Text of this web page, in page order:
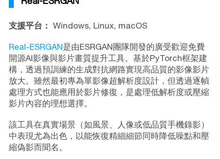
支援平台： Windows, Linux, macOS
Real-ESRGAN是由ESRGAN團隊開發的廣受歡迎免費
開源AI影像與影片畫質提升工具。基於PyTorch框架建
構，透過預訓練的生成對抗網路實現高品質的影像影片
放大。雖然最初專為單影像超解析度設計，但透過逐幀
處理方式也能應用於影片修復，是處理低解析度或壓縮
影片內容的理想選擇。
該工具在真實場景（如風景、人像或低品質手機錄影）
中表現尤為出色，以能恢復精細細節同時降低噪點和壓
縮偽影而聞名。